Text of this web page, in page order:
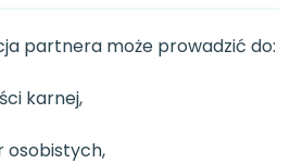
partnera może prowadzić do:
karnej,
osobistych,